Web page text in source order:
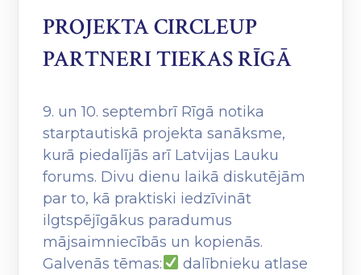
PROJEKTA CIRCLEUP
PARTNERI TIEKAS RĪGĀ
9. un 10. septembrī Rīgā notika
starptautiskā projekta sanāksme,
kurā piedalījās arī Latvijas Lauku
forums. Divu dienu laikā diskutējām
par to, kā praktiski iedzīvināt
ilgtspējīgākus paradumus
mājsaimniecībās un kopienās.
Galvenās tēmas:
dalībnieku atlase